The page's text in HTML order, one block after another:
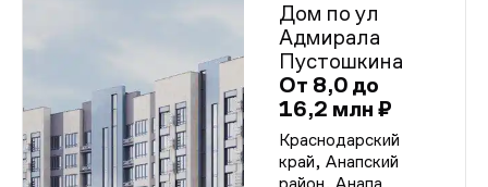
Дом по ул
Адмирала
Пустошкина
От 8,0 до
16,2 млн ₽
Краснодарский
край, Анапский
район, Анапа